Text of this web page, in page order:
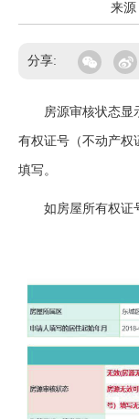
来源
分享:
房源审核状态显示
有权证号（不动产权
填写。
如房屋所有权证号